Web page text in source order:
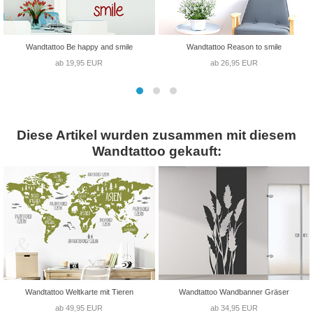
Wandtattoo Be happy and smile
ab 19,95 EUR
Wandtattoo Reason to smile
ab 26,95 EUR
Diese Artikel wurden zusammen mit diesem
Wandtattoo gekauft:
Wandtattoo Weltkarte mit Tieren
ab 49,95 EUR
Wandtattoo Wandbanner Gräser
ab 34,95 EUR